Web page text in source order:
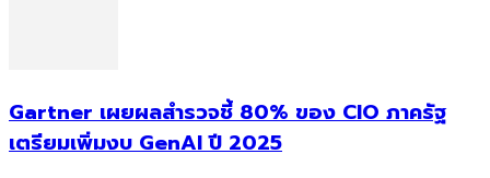
Gartner เผยผลสำรวจชี้ 80% ของ CIO ภาครัฐ
เตรียมเพิ่มงบ GenAI ปี 2025